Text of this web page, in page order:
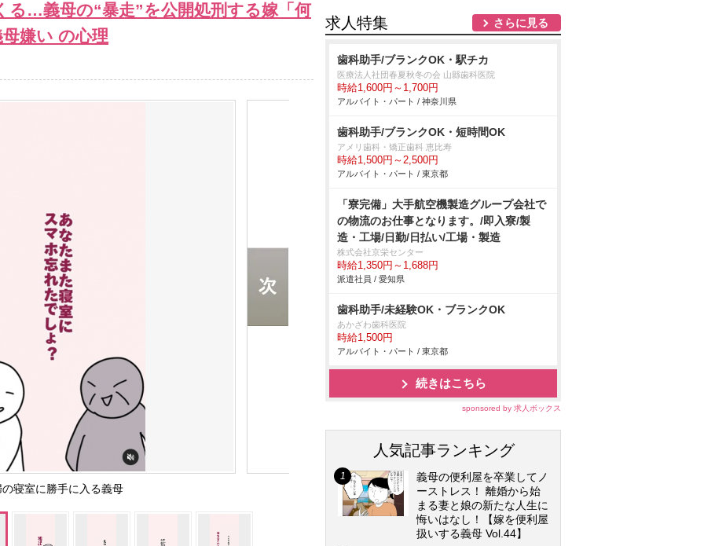
る…義母の“暴走”を公開処刑する嫁「何
嫌い の心理
寝室に勝手に入る義母
求人特集 さらに見る
歯科助手/ブランクOK・駅チカ
医療法人社団春夏秋冬の会 山縣歯科医院
時給1,600円～1,700円
アルバイト・パート / 神奈川県
歯科助手/ブランクOK・短時間OK
アメリ歯科・矯正歯科 恵比寿
時給1,500円～2,500円
アルバイト・パート / 東京都
「寮完備」大手航空機製造グループ会社で
の物流のお仕事となります。/即入寮/製
造・工場/日勤/日払い/工場・製造
株式会社京栄センター
時給1,350円～1,688円
派遣社員 / 愛知県
歯科助手/未経験OK・ブランクOK
あかざわ歯科医院
時給1,500円
アルバイト・パート / 東京都
続きはこちら
sponsored by 求人ボックス
人気記事ランキング
義母の便利屋を卒業してノ
ーストレス！ 離婚から始
まる妻と娘の新たな人生に
悔いはなし！【嫁を便利屋
扱いする義母 Vol.44】